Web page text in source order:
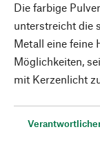
Die farbige
unterstreicht die
Metall eine feine
Möglichkeiten,
mit Kerzenlicht